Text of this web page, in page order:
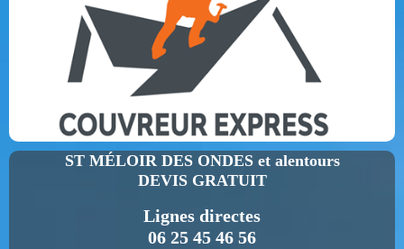
ST MÉLOIR DES ONDES et alentours
DEVIS GRATUIT
Lignes directes
06 25 45 46 56